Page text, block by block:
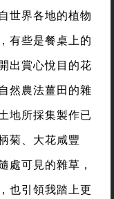
世界各地的植物
有些是餐桌上的
出賞心悅目的花
然農法薑田的雜
地所採集製作已
菊、大花咸豐
可見的雜草，
也引領我踏上更